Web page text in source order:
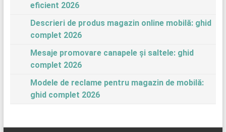
eficient 2026
Descrieri de produs magazin online mobilă: ghid
complet 2026
Mesaje promovare canapele și saltele: ghid
complet 2026
Modele de reclame pentru magazin de mobilă:
ghid complet 2026